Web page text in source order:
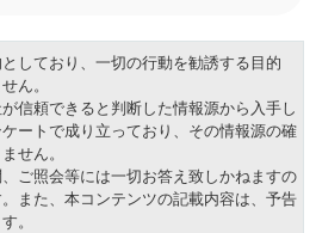
しており、一切の行動を勧誘する目的
ん。
信頼できると判断した情報源から入手し
ートで成り立っており、その情報源の確
せん。
ご照会等には一切お答え致しかねますの
また、本コンテンツの記載内容は、予告
。